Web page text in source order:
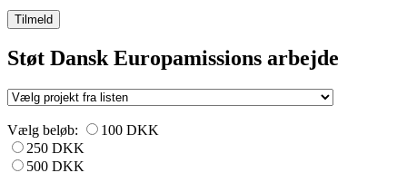
Tilmeld
Støt Dansk Europamissions arbejde
Vælg beløb:
100 DKK
250 DKK
500 DKK